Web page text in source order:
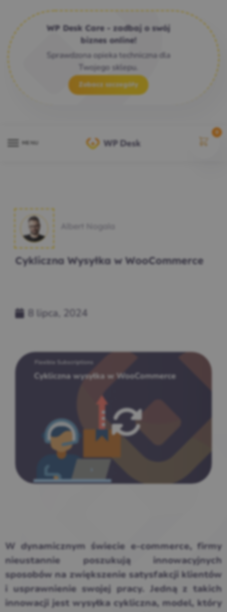
WP Desk Care - zadbaj o swój
biznes online!
Sprawdzona opieka techniczna dla
Twojego sklepu.
Zobacz szczegóły
Cykliczna Wysyłka w WooCommerce
8 lipca, 2024
W dynamicznym świecie e-commerce, firmy
nieustannie poszukują innowacyjnych
sposobów na zwiększenie satysfakcji klientów
i usprawnienie swojej pracy. Jedną z takich
innowacji jest wysyłka cykliczna, model, który